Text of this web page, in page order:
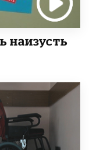
наизусть